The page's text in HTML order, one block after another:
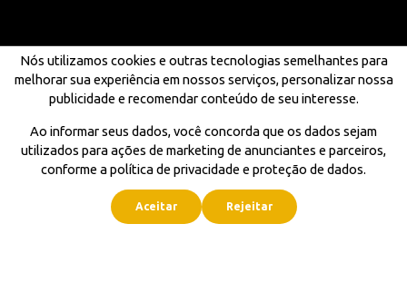
Nós utilizamos cookies e outras tecnologias semelhantes para
melhorar sua experiência em nossos serviços, personalizar nossa
publicidade e recomendar conteúdo de seu interesse.
Ao informar seus dados, você concorda que os dados sejam
utilizados para ações de marketing de anunciantes e parceiros,
conforme a política de privacidade e proteção de dados.
Aceitar Rejeitar